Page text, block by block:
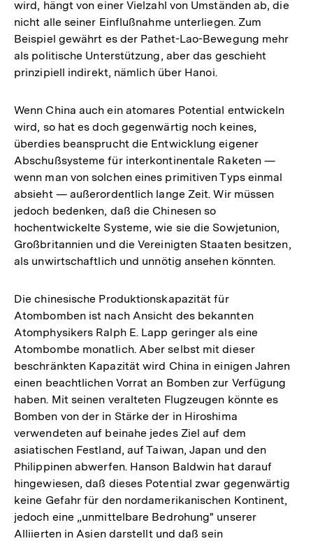
wird, hängt von einer Vielzahl von Umständen ab, die
nicht alle seiner Einflußnahme unterliegen. Zum
Beispiel gewährt es der Pathet-Lao-Bewegung mehr
als politische Unterstützung, aber das geschieht
prinzipiell indirekt, nämlich über Hanoi.
Wenn China auch ein atomares Potential entwickeln
wird, so hat es doch gegenwärtig noch keines,
überdies beansprucht die Entwicklung eigener
Abschußsysteme für interkontinentale Raketen —
wenn man von solchen eines primitiven Typs einmal
absieht — außerordentlich lange Zeit. Wir müssen
jedoch bedenken, daß die Chinesen so
hochentwickelte Systeme, wie sie die Sowjetunion,
Großbritannien und die Vereinigten Staaten besitzen,
als unwirtschaftlich und unnötig ansehen könnten.
Die chinesische Produktionskapazität für
Atombomben ist nach Ansicht des bekannten
Atomphysikers Ralph E. Lapp geringer als eine
Atombombe monatlich. Aber selbst mit dieser
beschränkten Kapazität wird China in einigen Jahren
einen beachtlichen Vorrat an Bomben zur Verfügung
haben. Mit seinen veralteten Flugzeugen könnte es
Bomben von der in Stärke der in Hiroshima
verwendeten auf beinahe jedes Ziel auf dem
asiatischen Festland, auf Taiwan, Japan und den
Philippinen abwerfen. Hanson Baldwin hat darauf
hingewiesen, daß dieses Potential zwar gegenwärtig
keine Gefahr für den nordamerikanischen Kontinent,
jedoch eine „unmittelbare Bedrohung" unserer
Alliierten in Asien darstellt und daß sein